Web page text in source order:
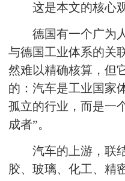
这是本文的核心
德国有一个广为
与德国工业体系的关
然难以精确核算，但
的：汽车是工业国家
孤立的行业，而是一
成者”。
汽车的上游，联
胶、玻璃、化工、精